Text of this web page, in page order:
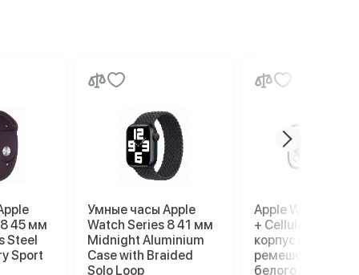
45 мм
Steel
Sport
Умные часы Apple
Watch Series 8 41 мм
Midnight Aluminium
Case with Braided
Solo Loop
Apple Watch Ultra
+ Cellular, 49 мм,
корпус из титана,
ремешок Ocean
белого цвета